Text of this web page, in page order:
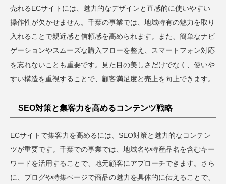
売れるECサイトには、魅力的なデザインと直感的に使いやすい
操作性が欠かせません。千葉の事業では、地域特有の魅力を取り
入れることで親近感と信頼感を高められます。また、簡単なナビ
ゲーションやスムーズな購入フローを整え、スマートフォン対応
を忘れないことも重要です。見た目の美しさだけでなく、使いや
すい構造を重視することで、顧客満足度と売上を向上できます。
SEO対策と集客力を高めるコンテンツ戦略
ECサイトで集客力を高めるには、SEO対策と魅力的なコンテン
ツが重要です。千葉での事業では、地域名や特産品名を含むキー
ワードを活用することで、地元顧客にアプローチできます。さら
に、ブログや特集ページで商品の魅力を具体的に伝えることで、